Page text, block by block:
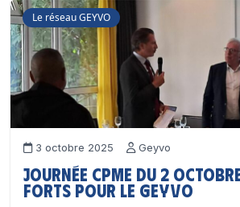
Le réseau GEYVO
3 octobre 2025 Geyvo
Journée CPME du 2
forts pour le GEYVO